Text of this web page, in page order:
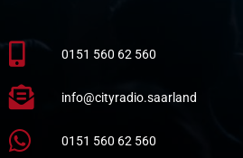
0151 560 62 560
info@cityradio.saarland
0151 560 62 560